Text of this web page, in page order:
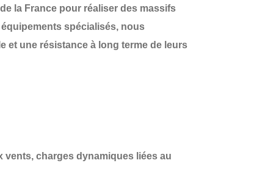
la France pour réaliser des massifs
spécialisés, nous
et une résistance à long terme de leurs
charges dynamiques liées au